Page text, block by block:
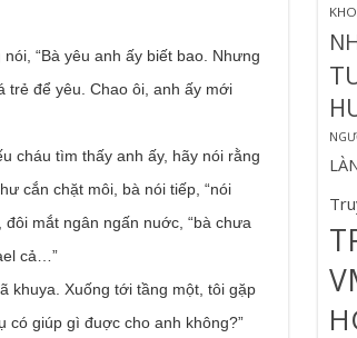
“Bà yêu anh ấy biết bao. Nhưng
trẻ để yêu. Chao ôi, anh ấy mới
cháu tìm thấy anh ấy, hãy nói rằng
cắn chặt môi, bà nói tiếp, “nói
mắt ngân ngấn nuớc, “bà chưa
cả…”
khuya. Xuống tới tầng một, tôi gặp
có giúp gì đuợc cho anh không?”